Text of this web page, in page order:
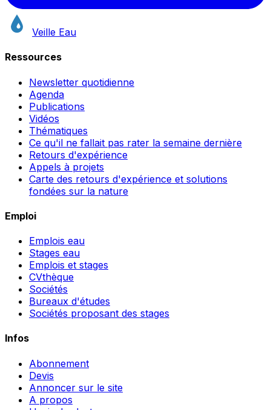
Veille Eau
Ressources
Newsletter quotidienne
Agenda
Publications
Vidéos
Thématiques
Ce qu'il ne fallait pas rater la semaine dernière
Retours d'expérience
Appels à projets
Carte des retours d'expérience et solutions
fondées sur la nature
Emploi
Emplois eau
Stages eau
Emplois et stages
CVthèque
Sociétés
Bureaux d'études
Sociétés proposant des stages
Infos
Abonnement
Devis
Annoncer sur le site
A propos